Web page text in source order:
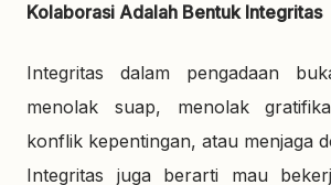
Kolaborasi Adalah Bentuk Integritas
Integritas dalam pengadaan
menolak suap, menolak
konflik kepentingan, atau menjaga
Integritas juga berarti mau